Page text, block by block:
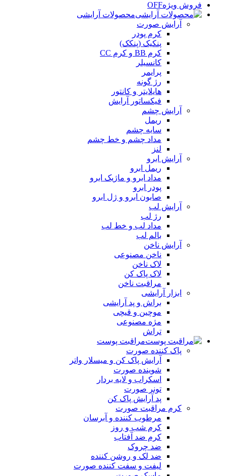
فروش ویژهOFF
محصولات آرایشی
آرایش صورت
کرم پودر
پنکیک (پنکک)
کرم BB و کرم CC
کانسیلر
پرایمر
رژ گونه
هایلایتر و کانتور
فیکساتور آرایش
آرایش چشم
ریمل
سایه چشم
مداد چشم و خط چشم
لنز
آرایش ابرو
ریمل ابرو
مداد ابرو و ماژیک ابرو
پودر ابرو
صابون ابرو و ژل ابرو
آرایش لب
رژ لب
مداد لب و خط لب
بالم لب
آرایش ناخن
ناخن مصنوعی
لاک ناخن
لاک پاک کن
مراقبت ناخن
ابزار آرایشی
براش و پد آرایشی
موچین و قیچی
مژه مصنوعی
تراش
مراقبت پوست
پاک کننده صورت
آرايش پاک کن و ميسلار واتر
شوينده صورت
اسکراب و لايه بردار
تونر صورت
پد آرايش پاک کن
کرم مراقبت صورت
مرطوب کننده و آبرسان
کرم شب و روز
کرم ضد آفتاب
ضد چروک
ضد لک و روشن کننده
ليفت و سفت کننده صورت